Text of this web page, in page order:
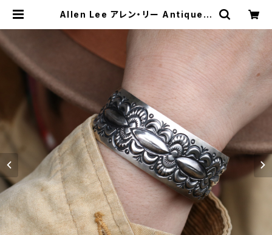
Allen Lee アレン・リー Antique B
グル ナバホ族 Navajo インディアン
ジュエリー | MAVAZI マバジ